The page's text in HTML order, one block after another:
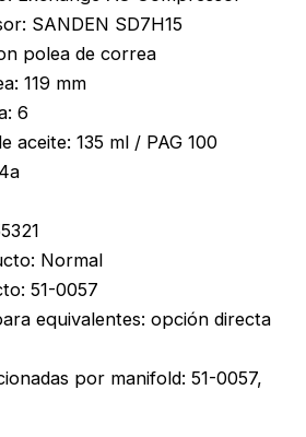
SANDEN SD7H15
polea de correa
119 mm
6
aceite: 135 ml / PAG 100
Normal
51-0057
equivalentes: opción directa
por manifold: 51-0057,